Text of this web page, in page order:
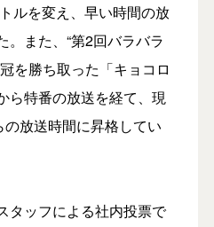
ルを変え、早い時間の放
。また、“第2回バラバラ
を勝ち取った「キョコロ
ら特番の放送を経て、現
放送時間に昇格してい
タッフによる社内投票で